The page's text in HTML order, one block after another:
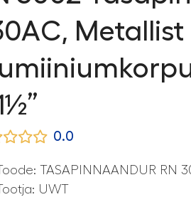
0.0
Toode: TASAPINNAANDUR RN
Tootja: UWT